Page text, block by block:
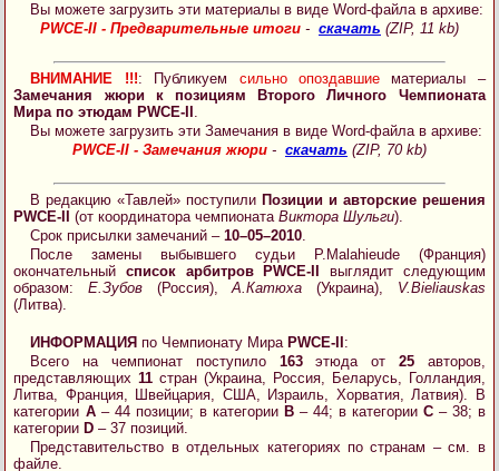
Вы можете загрузить эти материалы в виде Word-файла в архиве:
PWCE-II - Предварительные итоги - скачать (ZIP, 11 kb)
ВНИМАНИЕ !!!: Публикуем сильно опоздавшиематериалы –
Замечания жюри к позициям Второго Личного Чемпионата
Мира по этюдам PWCE-II .
Вы можете загрузить эти Замечания в виде Word-файла в архиве:
PWCE-II - Замечания жюри - скачать (ZIP, 70 kb)
В редакцию «Тавлей» поступили Позиции и авторские решения
PWCE-II
(от координатора чемпионатаВиктора Шульги).
Срок присылки замечаний –10–05–2010.
После замены выбывшего судьи P.Malahieude (Франция)
окончательныйсписок арбитров PWCE-II
выглядит следующим
образом:Е.Зубов (Россия),А.Катюха (Украина), V.Bieliauskas
(Литва).
ИНФОРМАЦИЯ по Чемпионату Мира PWCE-II :
Всего на чемпионат поступило 163этюда от 25авторов,
представляющих11 стран (Украина, Россия, Беларусь, Голландия,
Литва, Франция, Швейцария, США, Израиль, Хорватия, Латвия). В
категории А– 44 позиции; в категории В– 44; в категории С– 38; в
категории D – 37 позиций.
Представительство в отдельных категориях по странам – см. в
файле.